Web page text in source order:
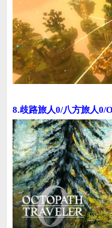
8.歧路旅人0/八方旅人0/